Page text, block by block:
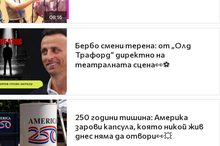
08:16
Бербо смени терена: от „Олд
Трафорд“ директно на
театралната сцена👀⚽
250 години тишина: Америка
зарови капсула, която никой жив
днес няма да отвори👀💥